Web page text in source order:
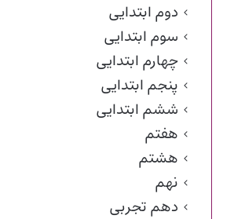
دوم ابتدایی
سوم ابتدایی
چهارم ابتدایی
پنجم ابتدایی
ششم ابتدایی
هفتم
هشتم
نهم
دهم تجربی